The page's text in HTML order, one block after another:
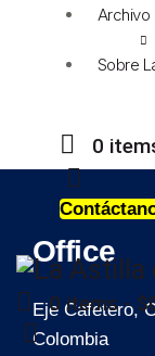
Archivo
Sobre
0
0 items-
Office
Eje Cafetero,
Colombia